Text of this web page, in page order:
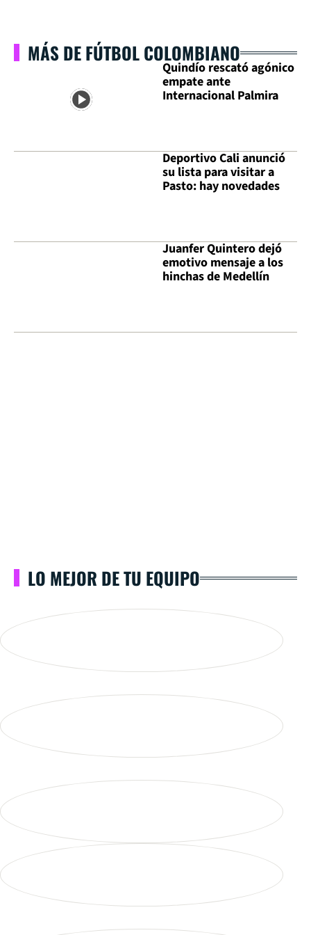
MÁS DE FÚTBOL COLOMBIANO
Quindío rescató agónico
empate ante
Internacional Palmira
Deportivo Cali anunció
su lista para visitar a
Pasto: hay novedades
Juanfer Quintero dejó
emotivo mensaje a los
hinchas de Medellín
LO MEJOR DE TU EQUIPO